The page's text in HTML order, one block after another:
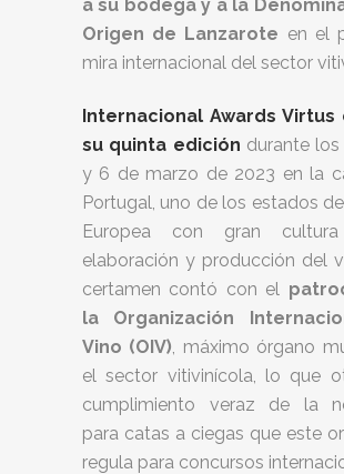
a su bodega y a la
Origen de Lanzarote en el
mira internacional del sector
Internacional Awards
su quinta edición durante los
y 6 de marzo de 2023 en la
Portugal, uno de los estados
Europea con gran
elaboración y producción del
certamen contó con el
la Organización
Vino (OIV), máximo órgano
el sector vitivinícola, lo que
cumplimiento veraz de la
para catas a ciegas que este
regula para concursos